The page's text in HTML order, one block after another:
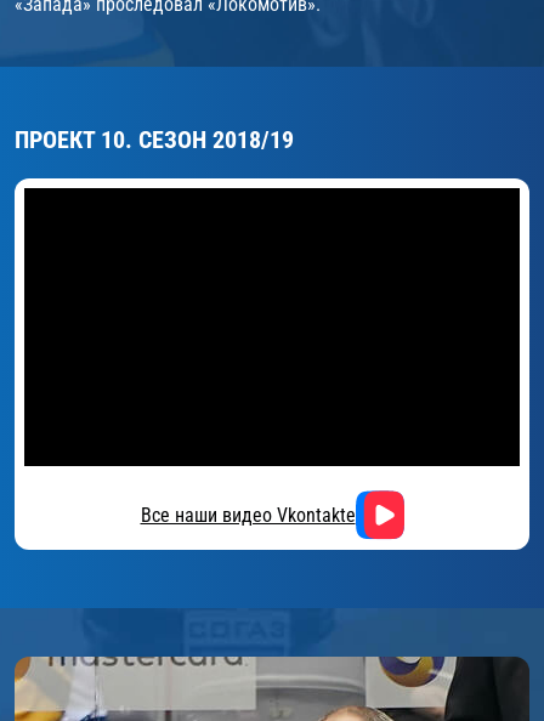
ПРОЕКТ 10. СЕЗОН 2018/19
Все наши видео Vkontakte